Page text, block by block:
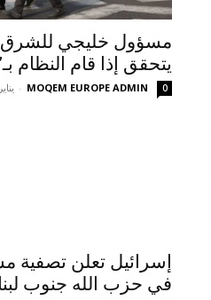
مسؤول خليجي للشرق:
يتحقق إذا قام النظام
MOQEM EUROPE ADMIN
- يناير 30, 2026 0
إسرائيل تعلن تصفية
في حزب الله جنوب